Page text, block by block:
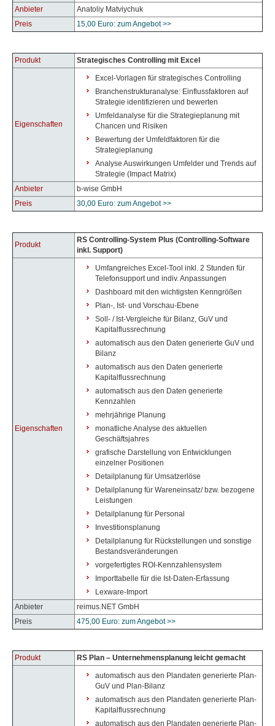
Anbieter
Anatoliy Matviychuk
Preis
15,00 Euro: zum Angebot >>
Produkt Strategisches Controlling mit Excel
Eigenschaften
Excel-Vorlagen für strategisches Controlling
Branchenstrukturanalyse: Einflussfaktoren auf
Strategie identifizieren und bewerten
Umfeldanalyse für die Strategieplanung mit
Chancen und Risiken
Bewertung der Umfeldfaktoren für die
Strategieplanung
Analyse Auswirkungen Umfelder und Trends auf
Strategie (Impact Matrix)
Anbieter
b-wise GmbH
Preis
30,00 Euro: zum Angebot >>
Produkt
RS Controlling-System Plus (Controlling-Software
inkl. Support)
Eigenschaften
Umfangreiches Excel-Tool inkl. 2 Stunden für
Telefonsupport und indiv. Anpassungen
Dashboard mit den wichtigsten Kenngrößen
Plan-, Ist- und Vorschau-Ebene
Soll- / Ist-Vergleiche für Bilanz, GuV und
Kapitalflussrechnung
automatisch aus den Daten generierte GuV und
Bilanz
automatisch aus den Daten generierte
Kapitalflussrechnung
automatisch aus den Daten generierte
Kennzahlen
mehrjährige Planung
monatliche Analyse des aktuellen
Geschäftsjahres
grafische Darstellung von Entwicklungen
einzelner Positionen
Detailplanung für Umsatzerlöse
Detailplanung für Wareneinsatz/ bzw. bezogene
Leistungen
Detailplanung für Personal
Investitionsplanung
Detailplanung für Rückstellungen und sonstige
Bestandsveränderungen
vorgefertigtes ROI-Kennzahlensystem
Importtabelle für die Ist-Daten-Erfassung
Lexware-Import
Anbieter
reimus.NET GmbH
Preis
475,00 Euro: zum Angebot >>
Produkt RS Plan – Unternehmensplanung leicht gemacht
automatisch aus den Plandaten generierte Plan-
GuV und Plan-Bilanz
automatisch aus den Plandaten generierte Plan-
Kapitalflussrechnung
automatisch aus den Plandaten generierte Plan-